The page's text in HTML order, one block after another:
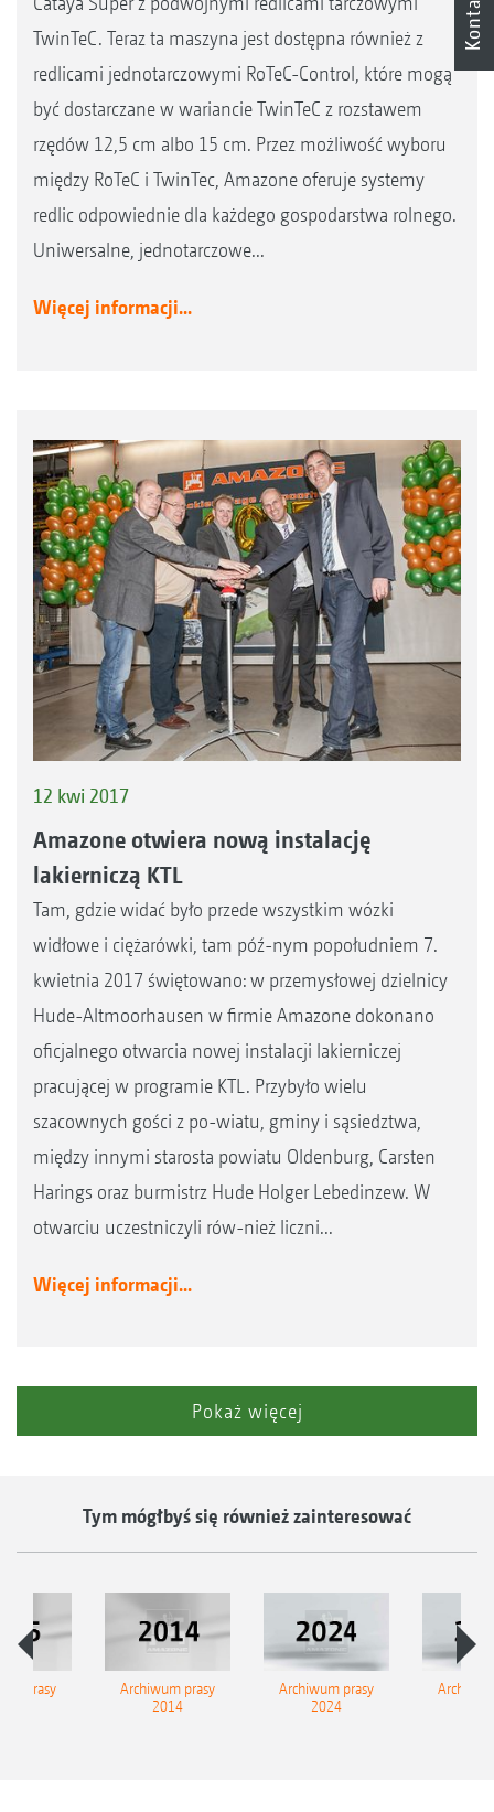
TwinTeC. Teraz ta maszyna jest dostępna również z
redlicami jednotarczowymi RoTeC-Control, które mogą
być dostarczane w wariancie TwinTeC z rozstawem
rzędów 12,5 cm albo 15 cm. Przez możliwość wyboru
między RoTeC i TwinTec, Amazone oferuje systemy
redlic odpowiednie dla każdego gospodarstwa rolnego.
Uniwersalne, jednotarczowe...
Więcej informacji...
12 kwi 2017
Amazone otwiera nową instalację
lakierniczą KTL
Tam, gdzie widać było przede wszystkim wózki
widłowe i ciężarówki, tam póź-nym popołudniem 7.
kwietnia 2017 świętowano: w przemysłowej dzielnicy
Hude-Altmoorhausen w firmie Amazone dokonano
oficjalnego otwarcia nowej instalacji lakierniczej
pracującej w programie KTL. Przybyło wielu
szacownych gości z po-wiatu, gminy i sąsiedztwa,
między innymi starosta powiatu Oldenburg, Carsten
Harings oraz burmistrz Hude Holger Lebedinzew. W
otwarciu uczestniczyli rów-nież liczni...
Więcej informacji...
Pokaż więcej
Tym mógłbyś się również zainteresować
prasy
Archiwum prasy
2014
Archiwum prasy
2024
Kontakt